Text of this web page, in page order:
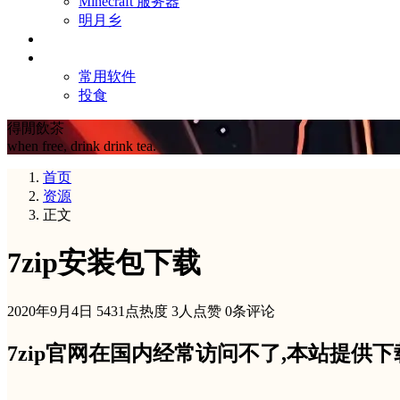
明月乡
常用软件
投食
得閒飲茶
when free, drink drink tea.
首页
资源
正文
7zip安装包下载
2020年9月4日 5431点热度 3人点赞 0条评论
7zip官网在国内经常访问不了,本站提供下